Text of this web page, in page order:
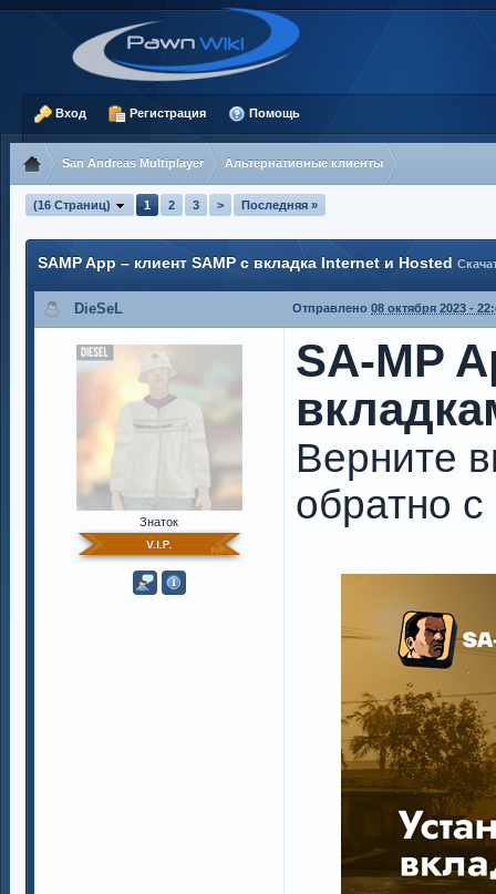
Вход Регистрация Помощь
San Andreas Multiplayer Альтернативные клиенты
(16 Страниц) 1 2 3 > Последняя »
SAMP App – клиент SAMP с вкладка Internet и Hosted
DieSeL Отправлено 08 октября 2023 -
Знаток
SA-MP
Верните
обратно